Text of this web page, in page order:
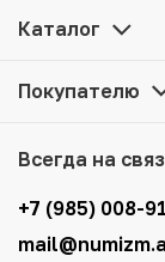
Купить 1 шу
представленные
Мы доставим
того, возможен
Для вашего
оплаты и
Каталог
Покупателю
Всегда на
+7 (985) 008-